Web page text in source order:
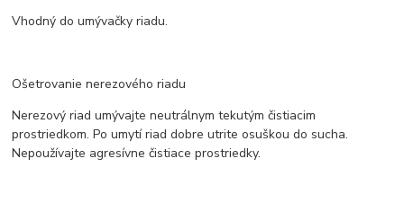
Vhodný do umývačky riadu.
Ošetrovanie nerezového riadu
Nerezový riad umývajte neutrálnym tekutým čistiacim
prostriedkom. Po umytí riad dobre utrite osuškou do sucha.
Nepoužívajte agresívne čistiace prostriedky.